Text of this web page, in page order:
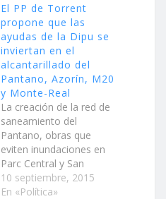
El PP de Torrent
propone que las
ayudas de la Dipu se
inviertan en el
alcantarillado del
Pantano, Azorín, M20
y Monte-Real
La creación de la red de
saneamiento del
Pantano, obras que
eviten inundaciones en
Parc Central y San
Valeriano, conectar la
urbanización Monte-Real
10 septiembre, 2015
En «Política»